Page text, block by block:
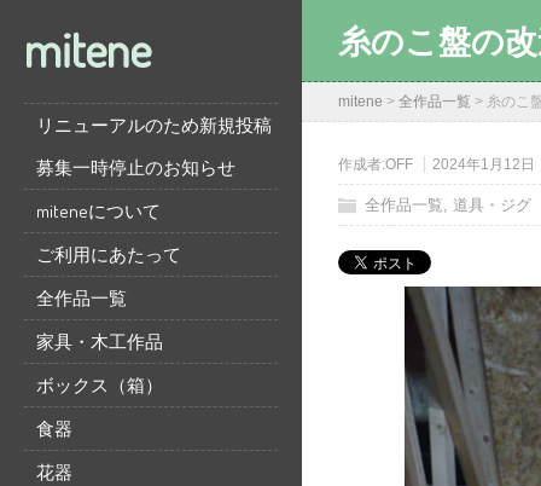
mitene
リニューアルのため新規投稿
募集一時停止のお知らせ
miteneについて
ご利用にあたって
全作品一覧
家具・木工作品
ボックス（箱）
食器
花器
糸のこ盤の
mitene > 全作品一覧 > 糸のこ
作成者:OFF 2024年1月12日
全作品一覧, 道具・ジグ